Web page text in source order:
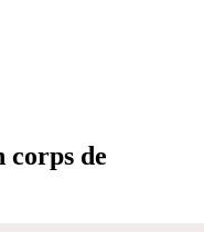
corps de